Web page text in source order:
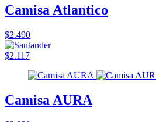
Camisa Atlantico
$2.490
$2.117
Camisa AURA